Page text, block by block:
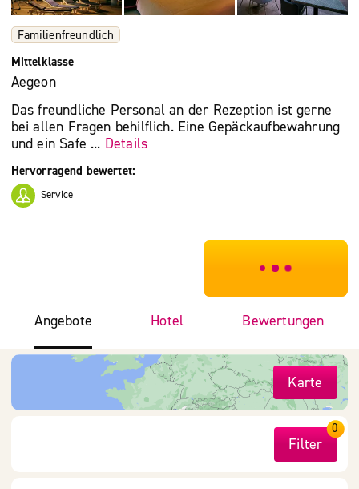
Familienfreundlich
Mittelklasse
Aegeon
Das freundliche Personal an der Rezeption ist gerne
bei allen Fragen behilflich. Eine Gepäckaufbewahrung
und ein Safe ... Details
Hervorragend bewertet:
Service
***************
Angebote Hotel Bewertungen
Karte
Filter
0